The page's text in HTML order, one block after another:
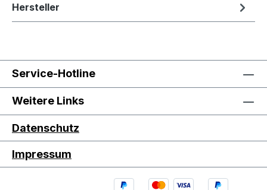
Hersteller
Service-Hotline
Weitere Links
Datenschutz
Impressum